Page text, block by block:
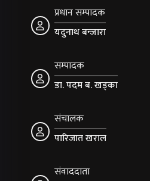
प्रधान सम्पादक
यदुनाथ बन्जारा
सम्पादक
डा. पदम ब. खड्का
संचालक
पारिजात खराल
संवाददाता